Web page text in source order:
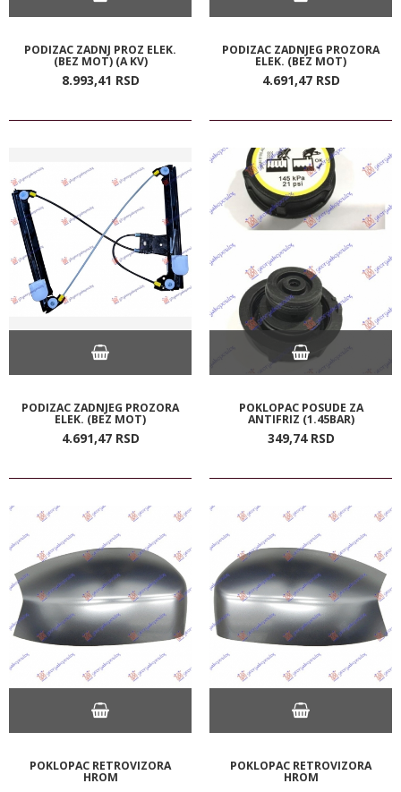
PODIZAC ZADNJ PROZ ELEK.
(BEZ MOT) (A KV)
8.993,41 RSD
PODIZAC ZADNJEG PROZORA
ELEK. (BEZ MOT)
4.691,47 RSD
PODIZAC ZADNJEG PROZORA
ELEK. (BEZ MOT)
4.691,47 RSD
POKLOPAC POSUDE ZA
ANTIFRIZ (1.45BAR)
349,74 RSD
POKLOPAC RETROVIZORA
HROM
POKLOPAC RETROVIZORA
HROM